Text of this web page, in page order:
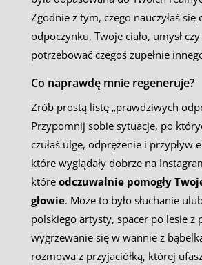
Zgodnie z tym, czego nauczyłaś się
odpoczynku, Twoje ciało, umysł
potrzebować czegoś zupełnie
Co naprawdę mnie regeneruje?
Zrób prostą listę „prawdziwych
Przypomnij sobie sytuacje, po
czułaś ulgę, odprężenie i przypływ
które wyglądały dobrze na
które odczuwalnie pomogły
głowie. Może to było słuchanie
polskiego artysty, spacer po lesie z
wygrzewanie się w wannie z
rozmowa z przyjaciółką, której